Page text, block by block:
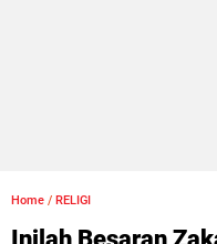
Home / RELIGI